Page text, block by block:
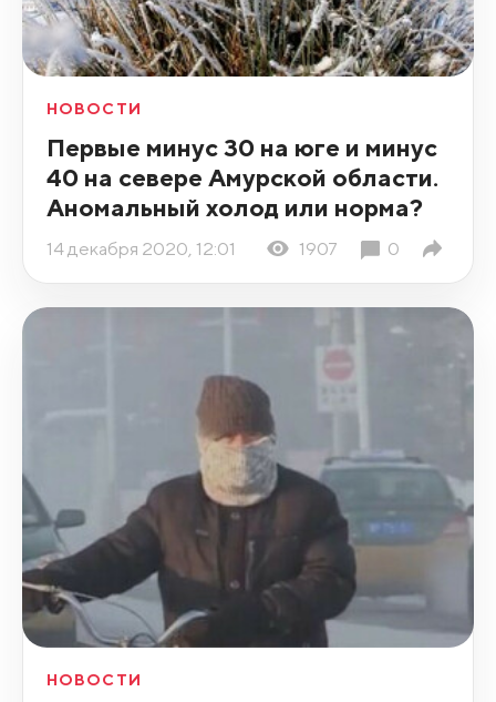
НОВОСТИ
Первые минус 30 на юге и минус
40 на севере Амурской области.
Аномальный холод или норма?
14 декабря 2020, 12:01 1907 0
НОВОСТИ